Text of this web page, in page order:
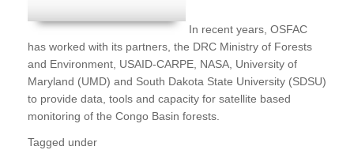
In recent years, OSFAC
has worked with its partners, the DRC Ministry of Forests
and Environment, USAID-CARPE, NASA, University of
Maryland (UMD) and South Dakota State University (SDSU)
to provide data, tools and capacity for satellite based
monitoring of the Congo Basin forests.
Tagged under